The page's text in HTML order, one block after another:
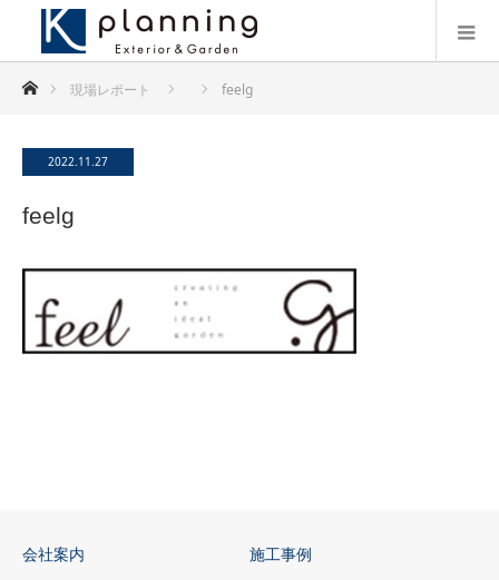
ホーム現場レポート feelg
2022.11.27
feelg
会社案内 施工事例